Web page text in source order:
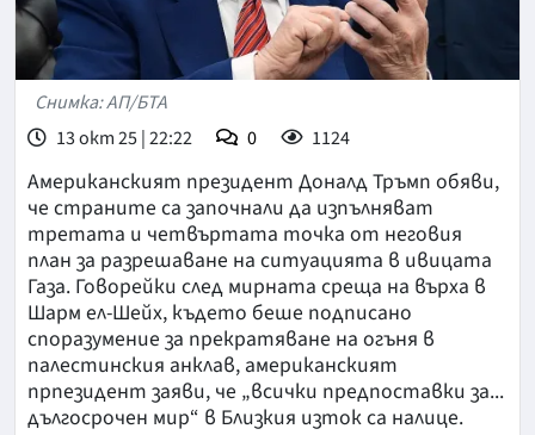
Снимка: АП/БТА
13 окт 25 | 22:22
0 1124
Американският президент Доналд Тръмп обяви,
че страните са започнали да изпълняват
третата и четвъртата точка от неговия
план за разрешаване на ситуацията в ивицата
Газа. Говорейки след мирната среща на върха в
Шарм ел-Шейх, където беше подписано
споразумение за прекратяване на огъня в
палестинския анклав, американският
прпезидент заяви, че „всички предпоставки за...
дългосрочен мир“ в Близкия изток са налице.